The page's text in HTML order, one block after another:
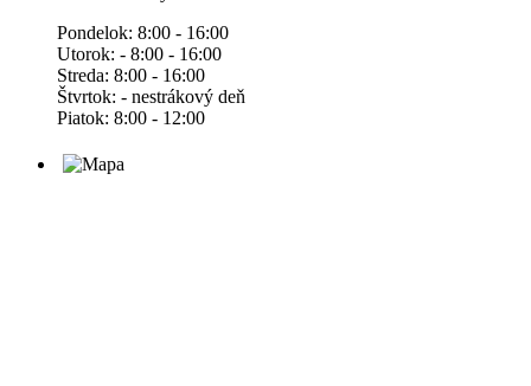
Pondelok: 8:00 - 16:00
Utorok: - 8:00 - 16:00
Streda: 8:00 - 16:00
Štvrtok: - nestrákový deň
Piatok: 8:00 - 12:00